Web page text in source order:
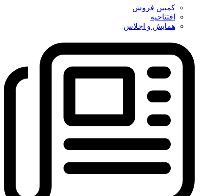
کمپین فروش
افتتاحیه
همایش و اجلاس